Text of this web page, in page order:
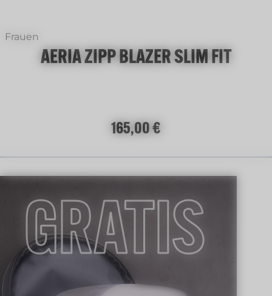
Frauen
AERIA ZIPP BLAZER SLIM FIT
Regulärer Preis:
165,00 €